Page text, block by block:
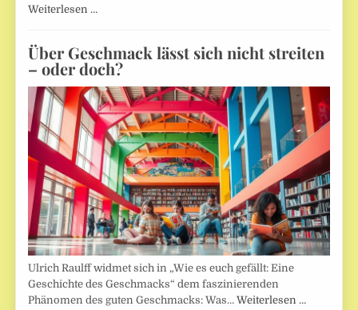
Weiterlesen …
Über Geschmack lässt sich nicht streiten
– oder doch?
Ulrich Raulff widmet sich in „Wie es euch gefällt: Eine
Geschichte des Geschmacks“ dem faszinierenden
Phänomen des guten Geschmacks: Was…Weiterlesen …